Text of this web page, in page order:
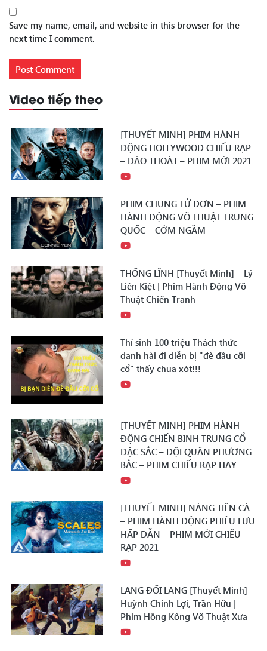
Save my name, email, and website in this browser for the
next time I comment.
Video tiếp theo
[THUYẾT MINH] PHIM HÀNH
ĐỘNG HOLLYWOOD CHIẾU RẠP
– ĐÀO THOÁT – PHIM MỚI 2021
PHIM CHUNG TỬ ĐƠN – PHIM
HÀNH ĐỘNG VÕ THUẬT TRUNG
QUỐC – CỚM NGẦM
THỐNG LĨNH [Thuyết Minh] – Lý
Liên Kiệt | Phim Hành Động Võ
Thuật Chiến Tranh
Thí sinh 100 triệu Thách thức
danh hài đi diễn bị "đè đầu cỡi
cổ" thấy chua xót!!!
[THUYẾT MINH] PHIM HÀNH
ĐỘNG CHIẾN BINH TRUNG CỔ
ĐẶC SẮC – ĐỘI QUÂN PHƯƠNG
BẮC – PHIM CHIẾU RẠP HAY
[THUYẾT MINH] NÀNG TIÊN CÁ
– PHIM HÀNH ĐỘNG PHIÊU LƯU
HẤP DẪN – PHIM MỚI CHIẾU
RẠP 2021
LANG ĐỐI LANG [Thuyết Minh] –
Huỳnh Chính Lợi, Trần Hữu |
Phim Hồng Kông Võ Thuật Xưa